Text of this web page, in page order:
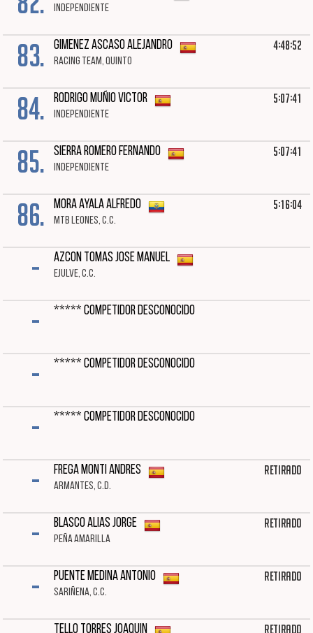
INDEPENDIENTE
83. GIMENEZ ASCASO ALEJANDRO
RACING TEAM, QUINTO
4:48:52
84. RODRIGO MUÑIO VICTOR
INDEPENDIENTE
5:07:41
85. SIERRA ROMERO FERNANDO
INDEPENDIENTE
5:07:41
86. MORA AYALA ALFREDO
MTB LEONES, C.C.
5:16:04
- AZCON TOMAS JOSE MANUEL
EJULVE, C.C.
- ***** COMPETIDOR DESCONOCIDO
- ***** COMPETIDOR DESCONOCIDO
- ***** COMPETIDOR DESCONOCIDO
- FREGA MONTI ANDRES
ARMANTES, C.D.
Retirado
- BLASCO ALIAS JORGE
PEÑA AMARILLA
Retirado
- PUENTE MEDINA ANTONIO
SARIÑENA, C.C.
Retirado
TELLO TORRES JOAQUIN Retirado